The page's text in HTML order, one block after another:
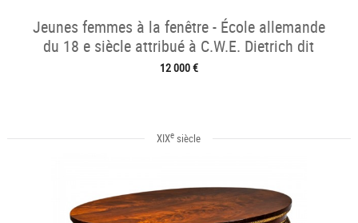
Jeunes femmes à la fenêtre - École allemande
du 18 e siècle attribué à C.W.E. Dietrich dit
Dietricy
12 000 €
XIXe siècle